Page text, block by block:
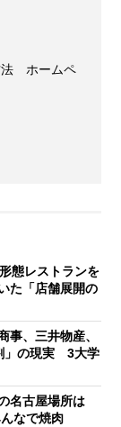
法 ホームペ
態レストランを
た「店舗展開の
事、三井物産、
」の現実 3大学
名古屋場所は
なで焼肉